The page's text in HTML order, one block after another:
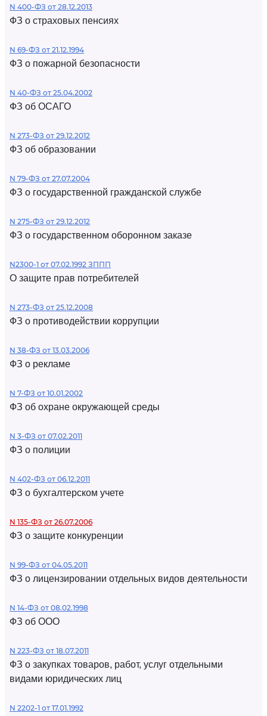
N 400-ФЗ от 28.12.2013
ФЗ о страховых пенсиях
N 69-ФЗ от 21.12.1994
ФЗ о пожарной безопасности
N 40-ФЗ от 25.04.2002
ФЗ об ОСАГО
N 273-ФЗ от 29.12.2012
ФЗ об образовании
N 79-ФЗ от 27.07.2004
ФЗ о государственной гражданской службе
N 275-ФЗ от 29.12.2012
ФЗ о государственном оборонном заказе
N2300-1 от 07.02.1992 ЗППП
О защите прав потребителей
N 273-ФЗ от 25.12.2008
ФЗ о противодействии коррупции
N 38-ФЗ от 13.03.2006
ФЗ о рекламе
N 7-ФЗ от 10.01.2002
ФЗ об охране окружающей среды
N 3-ФЗ от 07.02.2011
ФЗ о полиции
N 402-ФЗ от 06.12.2011
ФЗ о бухгалтерском учете
N 135-ФЗ от 26.07.2006
ФЗ о защите конкуренции
N 99-ФЗ от 04.05.2011
ФЗ о лицензировании отдельных видов деятельности
N 14-ФЗ от 08.02.1998
ФЗ об ООО
N 223-ФЗ от 18.07.2011
ФЗ о закупках товаров, работ, услуг отдельными
видами юридических лиц
N 2202-1 от 17.01.1992